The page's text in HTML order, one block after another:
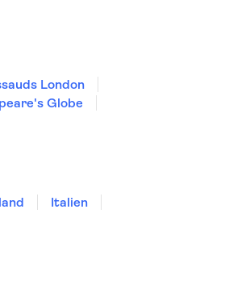
London
Globe
Italien